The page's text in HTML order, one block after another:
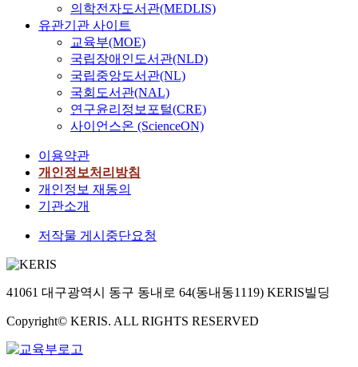
의학전자도서관(MEDLIS)
유관기관 사이트
교육부(MOE)
국립장애인도서관(NLD)
국립중앙도서관(NL)
국회도서관(NAL)
연구윤리정보포털(CRE)
사이언스온 (ScienceON)
이용약관
개인정보처리방침
개인정보 재동의
기관소개
저작물 게시중단요청
41061 대구광역시 동구 동내로 64(동내동1119) KERIS빌딩
Copyright© KERIS. ALL RIGHTS RESERVED